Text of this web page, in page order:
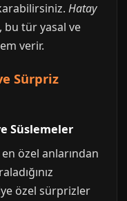
Hatay
tür yasal ve
verir.
Sürpriz
Süslemeler
özel anlarından
özel sürprizler